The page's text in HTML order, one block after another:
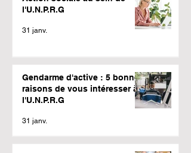
l'U.N.P.R.G
31 janv.
Gendarme d'active : 5 bonnes
raisons de vous intéresser à
l'U.N.P.R.G
31 janv.